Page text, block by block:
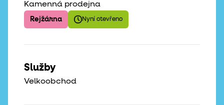
Kamenná prodejna
Rejžárna Nyní otevřeno
Služby
Velkoobchod